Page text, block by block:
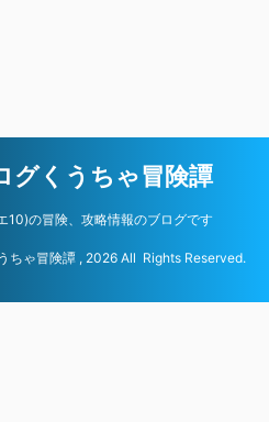
グくうちゃ冒険譚
10)の冒険、攻略情報のブログです
ちゃ冒険譚 , 2026 All Rights Reserved.